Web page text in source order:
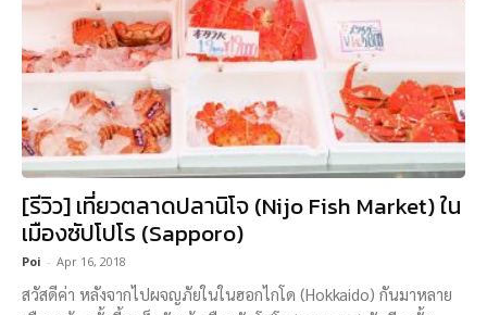
[รีวิว] เที่ยวตลาดปลานิโจ (Nijo Fish Market) ใน
เมืองซัปโปโร (Sapporo)
Poi - Apr 16, 2018
สวัสดีค่า หลังจากไปผจญภัยในในฮอกไกโด (Hokkaido) กันมาหลาย